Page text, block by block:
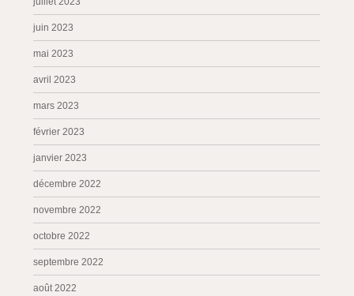
juin 2023
mai 2023
avril 2023
mars 2023
février 2023
janvier 2023
décembre 2022
novembre 2022
octobre 2022
septembre 2022
août 2022